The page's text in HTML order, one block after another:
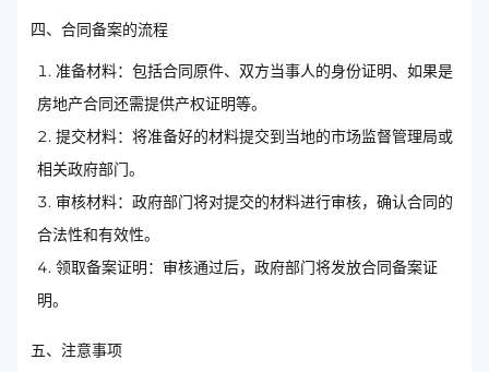
四、合同备案的流程
准备材料：包括合同原件、双方当事人的身份证明、如果是
房地产合同还需提供产权证明等。
提交材料：将准备好的材料提交到当地的市场监督管理局或
相关政府部门。
审核材料：政府部门将对提交的材料进行审核，确认合同的
合法性和有效性。
领取备案证明：审核通过后，政府部门将发放合同备案证
明。
五、注意事项